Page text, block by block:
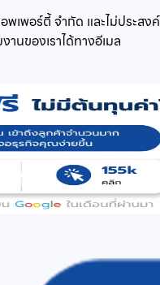
พเพอร์ตี้ จำกัด และไม่ประสงค์
นของเราได้ทางอีเมล